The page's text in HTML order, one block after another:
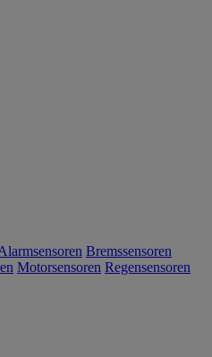
Bremssensoren
Motorsensoren Regensensoren